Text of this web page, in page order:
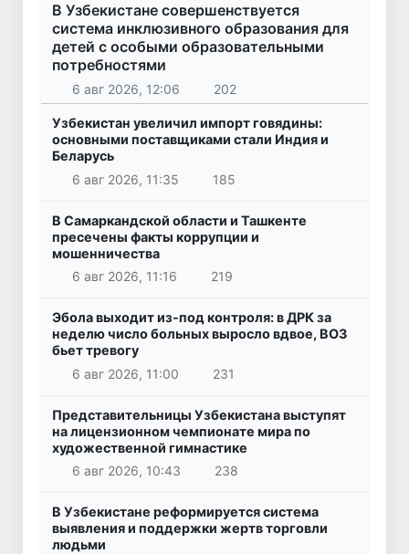
В Узбекистане совершенствуется
система инклюзивного образования для
детей с особыми образовательными
потребностями
6 авг 2026, 12:06 202
Узбекистан увеличил импорт говядины:
основными поставщиками стали Индия и
Беларусь
6 авг 2026, 11:35
185
В Самаркандской области и Ташкенте
пресечены факты коррупции и
мошенничества
6 авг 2026, 11:16
219
Эбола выходит из-под контроля: в ДРК за
неделю число больных выросло вдвое, ВОЗ
бьет тревогу
6 авг 2026, 11:00
231
Представительницы Узбекистана выступят
на лицензионном чемпионате мира по
художественной гимнастике
6 авг 2026, 10:43
238
В Узбекистане реформируется система
выявления и поддержки жертв торговли
людьми